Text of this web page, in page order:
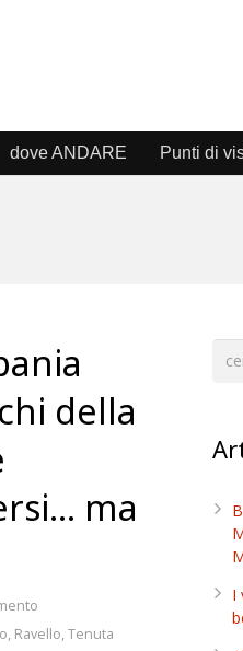
dove ANDARE Punti di
della
ma
, Ravello,Tenuta
I